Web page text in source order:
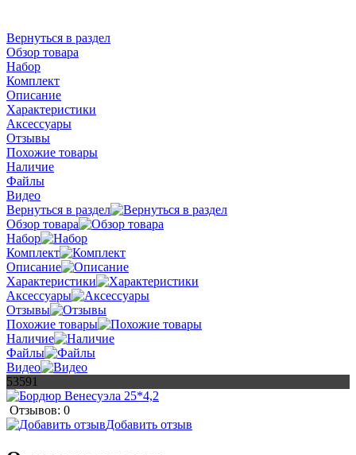
Вернуться в раздел
Обзор товара
Набор
Комплект
Описание
Характеристики
Аксессуары
Отзывы
Похожие товары
Наличие
Файлы
Видео
Вернуться в раздел
Обзор товара
Набор
Комплект
Описание
Характеристики
Аксессуары
Отзывы
Похожие товары
Наличие
Файлы
Видео
53591
Отзывов: 0
Добавить отзыв